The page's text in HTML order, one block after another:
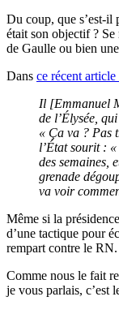
Du coup, que s’est-il
était son objectif ?
de Gaulle ou bien
Dans ce récent article
Il [Emmanuel
de l’Élysée,
« Ça va ? Pas
l’État sourit :
des semaines,
grenade
va voir
Même si la
d’une tactique pour
rempart contre le RN.
Comme nous le fait
je vous parlais, c’est